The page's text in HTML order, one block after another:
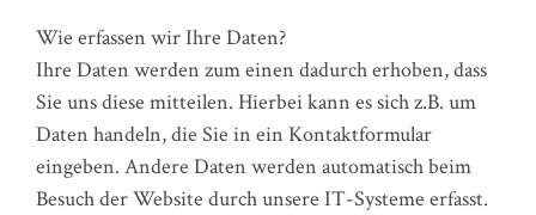
Wie erfassen wir Ihre Daten?
Ihre Daten werden zum einen dadurch erhoben, dass
Sie uns diese mitteilen. Hierbei kann es sich z.B. um
Daten handeln, die Sie in ein Kontaktformular
eingeben. Andere Daten werden automatisch beim
Besuch der Website durch unsere IT-Systeme erfasst.